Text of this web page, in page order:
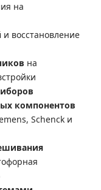
на
и восстановление
на
компонентов
Schenck и